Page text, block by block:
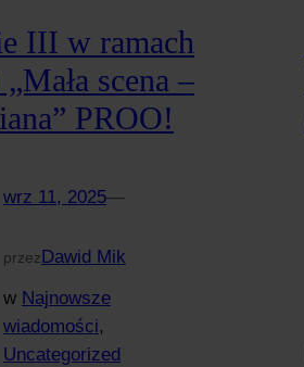
III w ramach
scena –
PROO!
wrz 11, 2025—
przezDawid Mik
w Najnowsze
wiadomości
Uncategorized